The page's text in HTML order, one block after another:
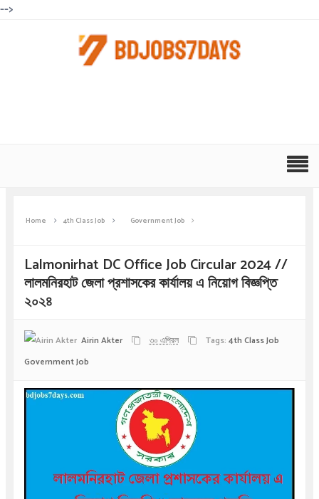
-->
Home 4th Class Job Government Job
Lalmonirhat DC Office Job Circular 2024 //
লালমনিরহাট জেলা প্রশাসকের কার্যালয় এ নিয়োগ বিজ্ঞপ্তি
২০২৪
Airin Akter ৩০ এপ্রিল Tags: 4th Class Job
Government Job